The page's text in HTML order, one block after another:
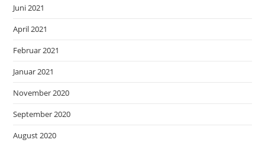
Juni 2021
April 2021
Februar 2021
Januar 2021
November 2020
September 2020
August 2020